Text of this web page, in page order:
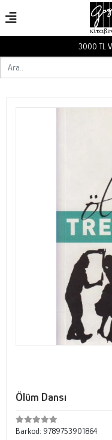
3000 TL
Ölüm Dansı
Barkod: 9789753901864